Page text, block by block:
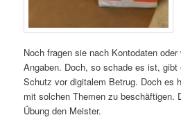
Noch fragen sie nach Kontodaten
Angaben. Doch, so schade es ist, gibt
Schutz vor digitalem Betrug. Doch es
mit solchen Themen zu beschäftigen.
Übung den Meister.